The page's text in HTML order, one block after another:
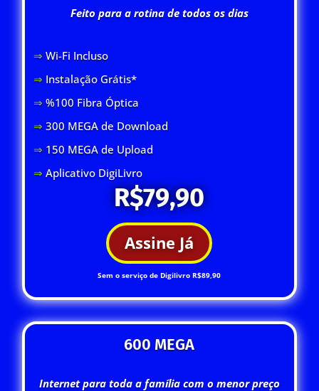
Feito para a rotina de todos os dias
⇒ Wi-Fi Incluso
⇒ Instalação Grátis*
⇒ %100 Fibra Óptica
⇒ 300 MEGA de Download
⇒ 150 MEGA de Upload
⇒Aplicativo DigiLivro
R$79,90
Assine Já
Sem o serviço de Digilivro R$89,90
600 MEGA
Internet para toda a família com o menor preço